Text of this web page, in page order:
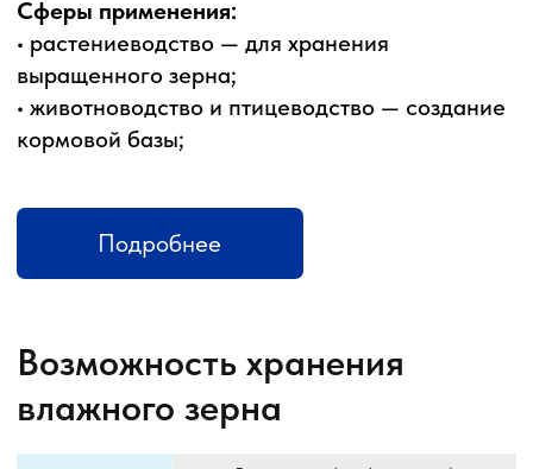
Зерноупаковочная машина МЗУ с верхней
загрузкой предназначена для упаковывания
рукав диаметром 2,74 метра и длиной 60
метров помещается до 200 тонн зерна. Зерно,
сохраняется с высоким качеством до 18